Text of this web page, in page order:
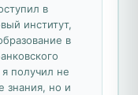
в
институт,
в
получил не
знания, но и